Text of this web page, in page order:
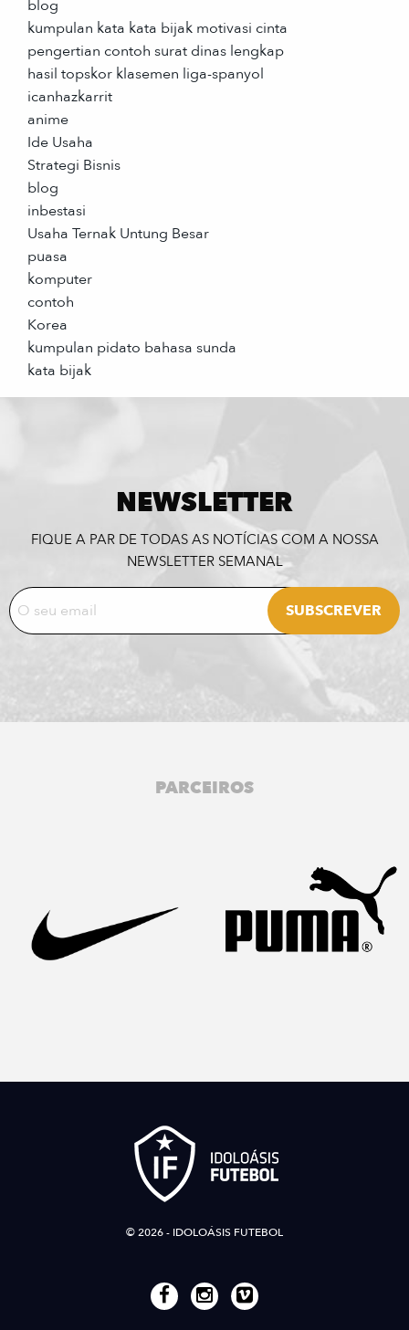
blog
kumpulan kata kata bijak motivasi cinta
pengertian contoh surat dinas lengkap
hasil topskor klasemen liga-spanyol
icanhazkarrit
anime
Ide Usaha
Strategi Bisnis
blog
inbestasi
Usaha Ternak Untung Besar
puasa
komputer
contoh
Korea
kumpulan pidato bahasa sunda
kata bijak
NEWSLETTER
FIQUE A PAR DE TODAS AS NOTÍCIAS COM A NOSSA
NEWSLETTER SEMANAL
PARCEIROS
© 2026 - IDOLOÁSIS FUTEBOL